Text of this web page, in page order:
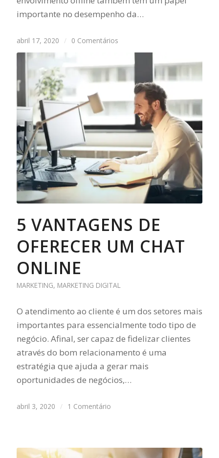
importante no desempenho da…
abril 17, 2020 / 0 Comentários
5 VANTAGENS DE
OFERECER UM CHAT
ONLINE
MARKETING, MARKETING DIGITAL
O atendimento ao cliente é um dos setores mais
importantes para essencialmente todo tipo de
negócio. Afinal, ser capaz de fidelizar clientes
através do bom relacionamento é uma
estratégia que ajuda a gerar mais
oportunidades de negócios,…
abril 3, 2020 / 1 Comentário